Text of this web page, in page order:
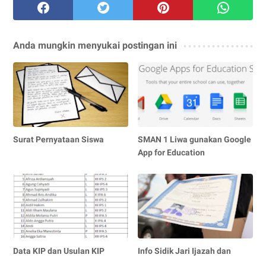
Anda mungkin menyukai postingan ini
Surat Pernyataan Siswa
SMAN 1 Liwa gunakan Google
App for Education
Data KIP dan Usulan KIP
Info Sidik Jari Ijazah dan